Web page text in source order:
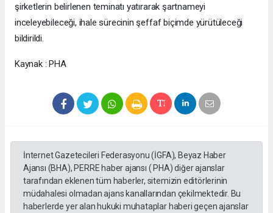
şirketlerin belirlenen teminatı yatırarak şartnameyi
inceleyebileceği, ihale sürecinin şeffaf biçimde yürütüleceği
bildirildi.
Kaynak : PHA
İnternet Gazetecileri Federasyonu (İGFA), Beyaz Haber
Ajansı (BHA), PERRE haber ajansı ( PHA) diğer ajanslar
tarafından eklenen tüm haberler, sitemizin editörlerinin
müdahalesi olmadan ajans kanallarından çekilmektedir. Bu
haberlerde yer alan hukuki muhataplar haberi geçen ajanslar